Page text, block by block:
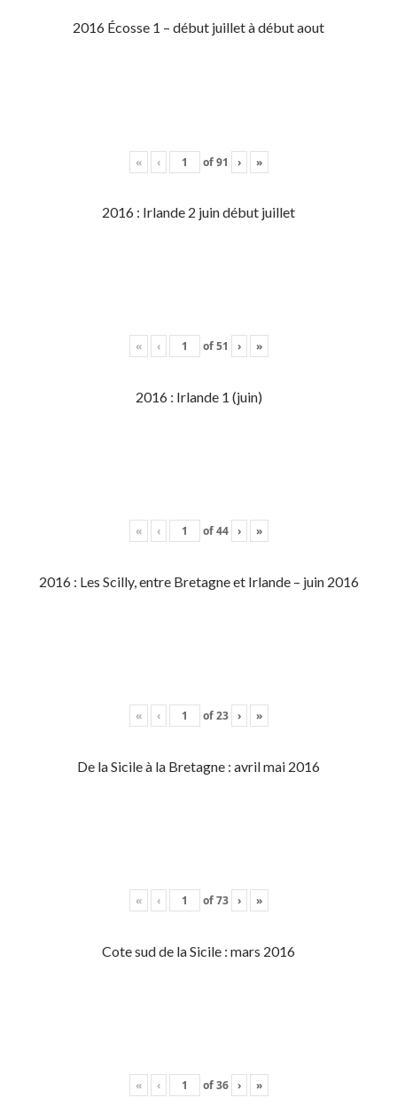
2016 Écosse 1 – début juillet à début aout
« ‹ of91 › »
2016 : Irlande 2 juin début juillet
« ‹ of51 › »
2016 : Irlande 1 (juin)
« ‹ of44 › »
2016 : Les Scilly, entre Bretagne et Irlande – juin 2016
« ‹ of23 › »
De la Sicile à la Bretagne : avril mai 2016
« ‹ of73 › »
Cote sud de la Sicile : mars 2016
« ‹ of36 › »